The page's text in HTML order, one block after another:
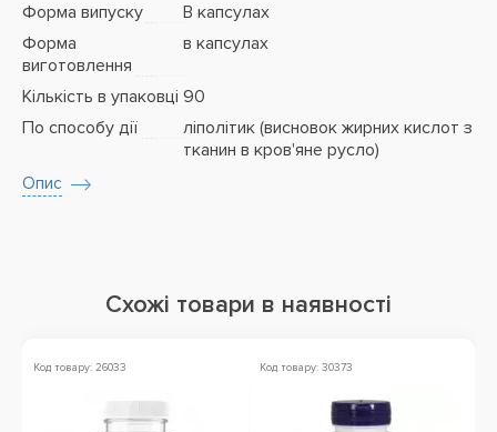
Форма випуску
В капсулах
Форма
виготовлення
в капсулах
Кількість в упаковці 90
По способу дії
ліполітик (висновок жирних кислот з
тканин в кров'яне русло)
Опис
Схожі товари в наявності
Код товару: 26033 Код товару: 30373